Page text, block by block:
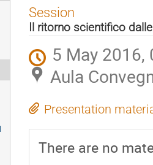
Session
Il ritorno scientifico
5 May 2016,
Aula
Presentation
There are no